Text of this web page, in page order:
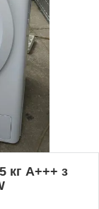
кг А+++ з